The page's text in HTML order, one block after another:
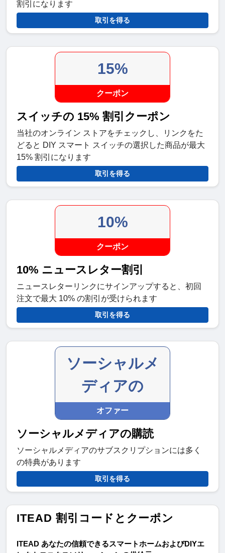
割引になります
取引を得る
15%
クーポン
スイッチの 15% 割引クーポン
当社のオンライン ストアをチェックし、リンクをた
どると DIY スマート スイッチの選択した商品が最大
15% 割引になります
取引を得る
10%
クーポン
10% ニュースレター割引
ニュースレターリンクにサインアップすると、初回
注文で最大 10% の割引が受けられます
取引を得る
ソーシャルメ
ディアの
オファー
ソーシャルメディアの購読
ソーシャルメディアのサブスクリプションには多く
の特典があります
取引を得る
ITEAD 割引コードとクーポン
ITEAD あなたの信頼できるスマートホームおよびDIYエ